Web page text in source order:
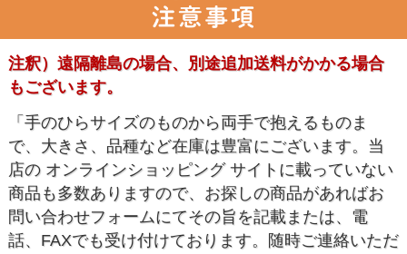
注釈）遠隔離島の場合、別途追加送料がかかる場合
もございます。
「手のひらサイズのものから両手で抱えるものま
で、大きさ、品種など在庫は豊富にございます。当
店の オンラインショッピング サイトに載っていない
商品も多数ありますので、お探しの商品があればお
問い合わせフォームにてその旨を記載または、電
話、FAXでも受け付けております。随時ご連絡いただ